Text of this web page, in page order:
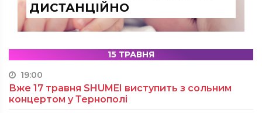
ДИСТАНЦІЙНО
15 ТРАВНЯ
19:00
Вже 17 травня SHUMEI виступить з сольним
концертом у Тернополі